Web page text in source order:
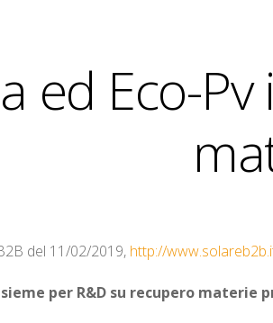
ed Eco-
del 11/02/2019, http://
per R&D su recupero materie